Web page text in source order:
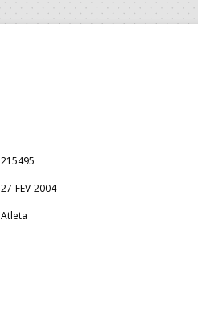
215495
27-FEV-2004
Atleta